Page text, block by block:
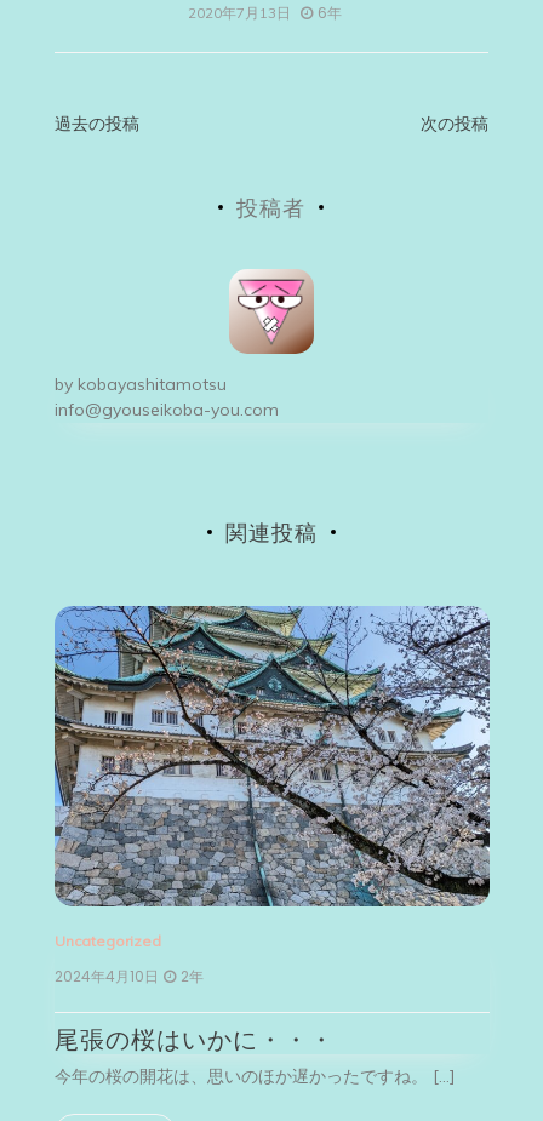
2020年7月13日 6年
投
シ
過去の投稿 次の投稿
投稿者
by kobayashitamotsu
info@gyouseikoba-you.com
関連投稿
Uncategorized
2024年4月10日 2年
尾張の桜はいかに・・・
今年の桜の開花は、思いのほか遅かったですね。 […]